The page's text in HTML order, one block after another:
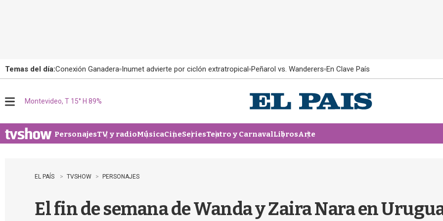
Temas del día:Conexión Ganadera Inumet advierte por ciclón extratropical Peñarol vs. Wanderers En Clave País
u
Montevideo, T 15° H 89%
PersonajesTV y radioMúsicaCineSeriesTeatro y CarnavalLibrosArte
EL PAÍS TVSHOW PERSONAJES
El fin de semana de Wanda y Zaira Nara en